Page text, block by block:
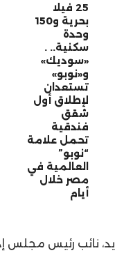
25 فيلا
بحرية و150
وحدة
سكنية.. .
«سوديك»
و«نوبو»
تستعدان
لإطلاق أول
شقق
فندقية
تحمل علامة
“نوبو”
العالمية في
مصر خلال
أيام